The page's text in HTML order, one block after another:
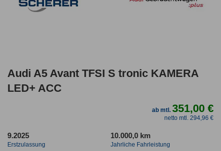
Audi A5 Avant TFSI S tronic KAMERA
LED+ ACC
ab mtl.351,00 €
netto mtl. 294,96 €
9.2025
Erstzulassung
10.000,0 km
Jahrliche Fahrleistung